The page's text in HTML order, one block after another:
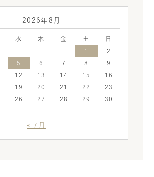
2026年8月
水 木 金 土
日
1
2
5 6 7 8
9
12 13 14 15
16
19 20 21 22
23
26 27 28 29
30
« 7月